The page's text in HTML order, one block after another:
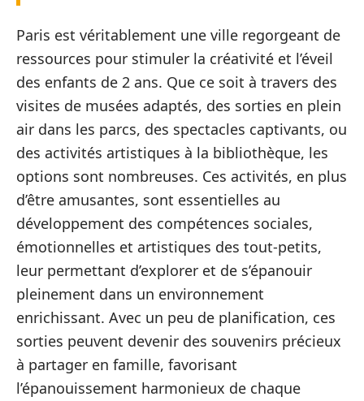
Paris est véritablement une ville regorgeant de
ressources pour stimuler la créativité et l’éveil
des enfants de 2 ans. Que ce soit à travers des
visites de musées adaptés, des sorties en plein
air dans les parcs, des spectacles captivants, ou
des activités artistiques à la bibliothèque, les
options sont nombreuses. Ces activités, en plus
d’être amusantes, sont essentielles au
développement des compétences sociales,
émotionnelles et artistiques des tout-petits,
leur permettant d’explorer et de s’épanouir
pleinement dans un environnement
enrichissant. Avec un peu de planification, ces
sorties peuvent devenir des souvenirs précieux
à partager en famille, favorisant
l’épanouissement harmonieux de chaque